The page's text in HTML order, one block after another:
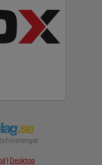
| Desktop